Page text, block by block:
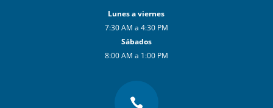
Lunes a viernes
7:30 AM a 4:30 PM
Sábados
8:00 AM a 1:00 PM
